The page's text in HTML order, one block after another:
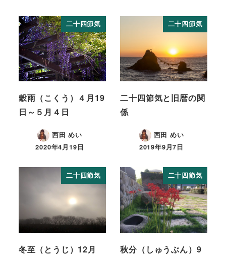
二十四節気
穀雨（こくう）４月19
日～５月４日
西田 めい
2020年4月19日
二十四節気
二十四節気と旧暦の関
係
西田 めい
2019年9月7日
二十四節気
冬至（とうじ）12月
二十四節気
秋分（しゅうぶん）9